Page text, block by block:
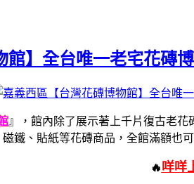
館】全台唯一老宅花磚
』，館內除了展示著上千片復古老
鐵、貼紙等花磚商品，全館滿額也
🔥咩咩